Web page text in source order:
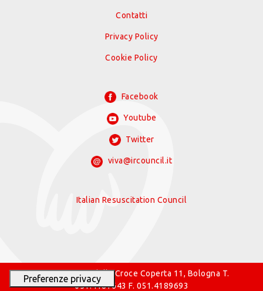
Contatti
Privacy Policy
Cookie Policy
Facebook
Youtube
Twitter
viva@ircouncil.it
Italian Resuscitation Council
© 2026 IRC Via della Croce Coperta 11, Bologna T.
051.4187643 F. 051.4189693